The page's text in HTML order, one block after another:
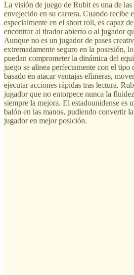
La visión de juego de Rubit es una de las
envejecido en su carrera. Cuando recibe
especialmente en el short roll, es capaz
encontrar al tirador abierto o al jugador
Aunque no es un jugador de pases
extremadamente seguro en la posesión,
puedan comprometer la dinámica del
juego se alinea perfectamente con el tipo
basado en atacar ventajas efímeras,
ejecutar acciones rápidas tras lectura.
jugador que no entorpece nunca la
siempre la mejora. El estadounidense es
balón en las manos, pudiendo convertir
jugador en mejor posición.